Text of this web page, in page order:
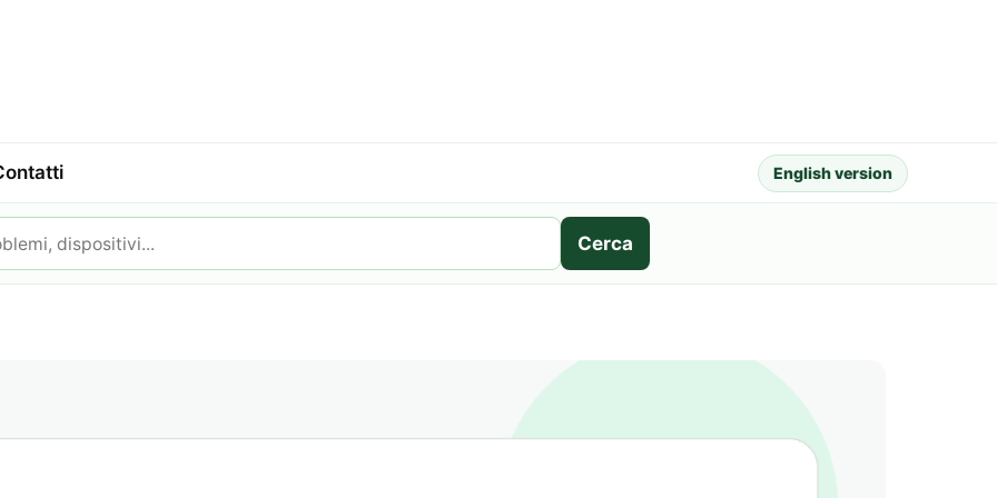
English version
Cerca